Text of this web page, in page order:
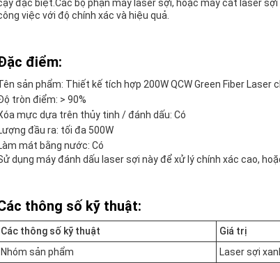
đặc biệt.Các bộ phận máy laser sợi, hoặc máy cắt laser
việc với độ chính xác và hiệu quả.
điểm:
sản phẩm: Thiết kế tích hợp 200W QCW Green Fiber Laser
tròn điểm: > 90%
mực dựa trên thủy tinh / đánh dấu: Có
đầu ra: tối đa 500W
mát bằng nước: Có
dụng máy đánh dấu laser sợi này để xử lý chính xác cao,
thông số kỹ thuật:
Các thông số kỹ thuật
Giá trị
Nhóm sản phẩm
Laser sợi